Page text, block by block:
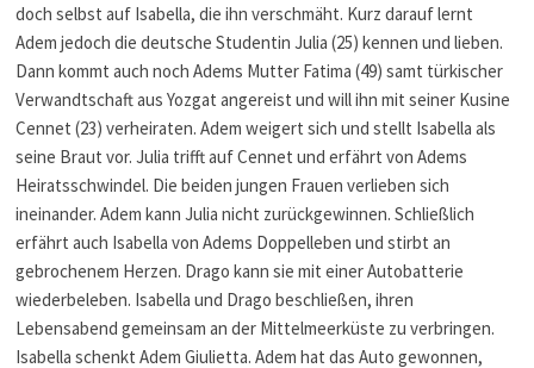
doch selbst auf Isabella, die ihn verschmäht. Kurz darauf lernt
Adem jedoch die deutsche Studentin Julia (25) kennen und lieben.
Dann kommt auch noch Adems Mutter Fatima (49) samt türkischer
Verwandtschaft aus Yozgat angereist und will ihn mit seiner Kusine
Cennet (23) verheiraten. Adem weigert sich und stellt Isabella als
seine Braut vor. Julia trifft auf Cennet und erfährt von Adems
Heiratsschwindel. Die beiden jungen Frauen verlieben sich
ineinander. Adem kann Julia nicht zurückgewinnen. Schließlich
erfährt auch Isabella von Adems Doppelleben und stirbt an
gebrochenem Herzen. Drago kann sie mit einer Autobatterie
wiederbeleben. Isabella und Drago beschließen, ihren
Lebensabend gemeinsam an der Mittelmeerküste zu verbringen.
Isabella schenkt Adem Giulietta. Adem hat das Auto gewonnen,